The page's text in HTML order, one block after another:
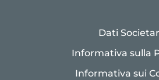
Dati
Informativa sulla
Informativa sui